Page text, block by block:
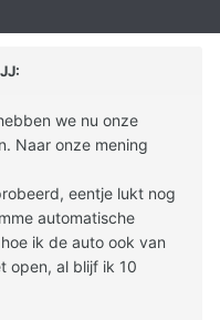
:
we nu onze
Naar onze mening
eentje lukt nog
automatische
ik de auto ook van
open, al blijf ik 10